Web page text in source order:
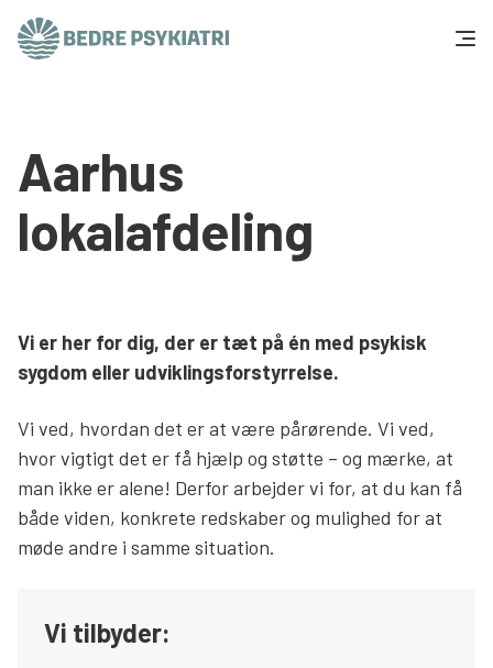
Tal og fakta
Om os
Presse og politik
Støt os
Søg
Aarhus
lokalafdeling
Vi er her for dig, der er tæt på én med psykisk
sygdom eller udviklingsforstyrrelse.
Vi ved, hvordan det er at være pårørende. Vi ved,
hvor vigtigt det er få hjælp og støtte – og mærke, at
man ikke er alene! Derfor arbejder vi for, at du kan få
både viden, konkrete redskaber og mulighed for at
møde andre i samme situation.
Vi tilbyder: